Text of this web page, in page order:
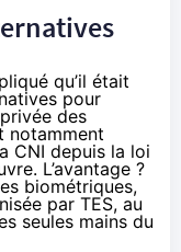
qu’il était
pour
des
notamment
CNI depuis la loi
L’avantage ?
biométriques,
par TES, au
seules mains du